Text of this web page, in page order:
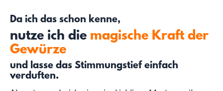
Da ich das schon kenne,
nutze ich die magische Kraft der
Gewürze
und lasse das Stimmungstief einfach
verduften.